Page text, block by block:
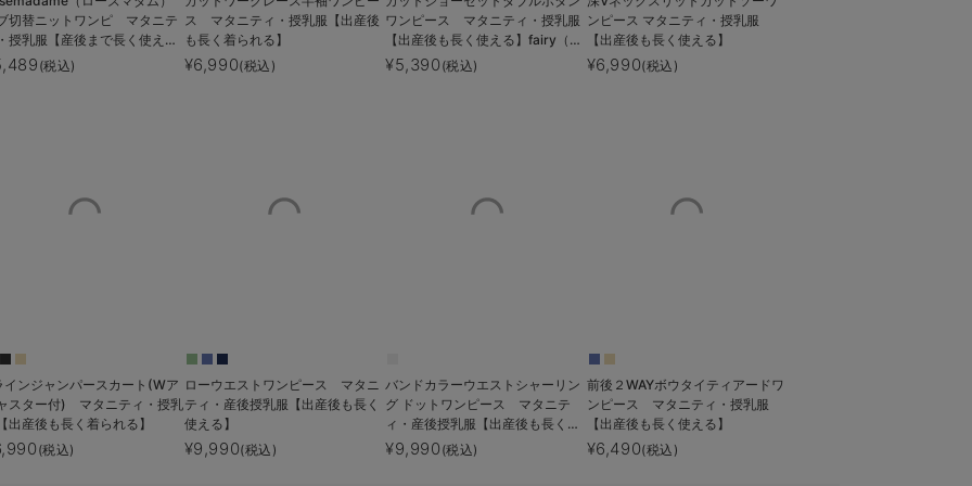
切替ニットワンピ マタニテ
授乳服【産後まで長く使え
(税込)
ス マタニティ・授乳服【出産後
も長く着られる】
¥6,990(税込)
ワンピース マタニティ・授乳服
【出産後も長く使える】fairy（フ
ェアリー）
¥5,390 (税込)
ンピース マタニティ・授乳服
【出産後も長く使える】
¥6,990(税込)
インジャンパースカート(Wア
スター付) マタニティ・授乳
出産後も長く着られる】
(税込)
ローウエストワンピース マタニ
ティ・産後授乳服【出産後も長く
使える】
¥9,990(税込)
バンドカラーウエストシャーリン
グ ドットワンピース マタニテ
ィ・産後授乳服【出産後も長く使
える】
¥9,990 (税込)
前後２WAYボウタイティアードワ
ンピース マタニティ・授乳服
【出産後も長く使える】
¥6,490(税込)